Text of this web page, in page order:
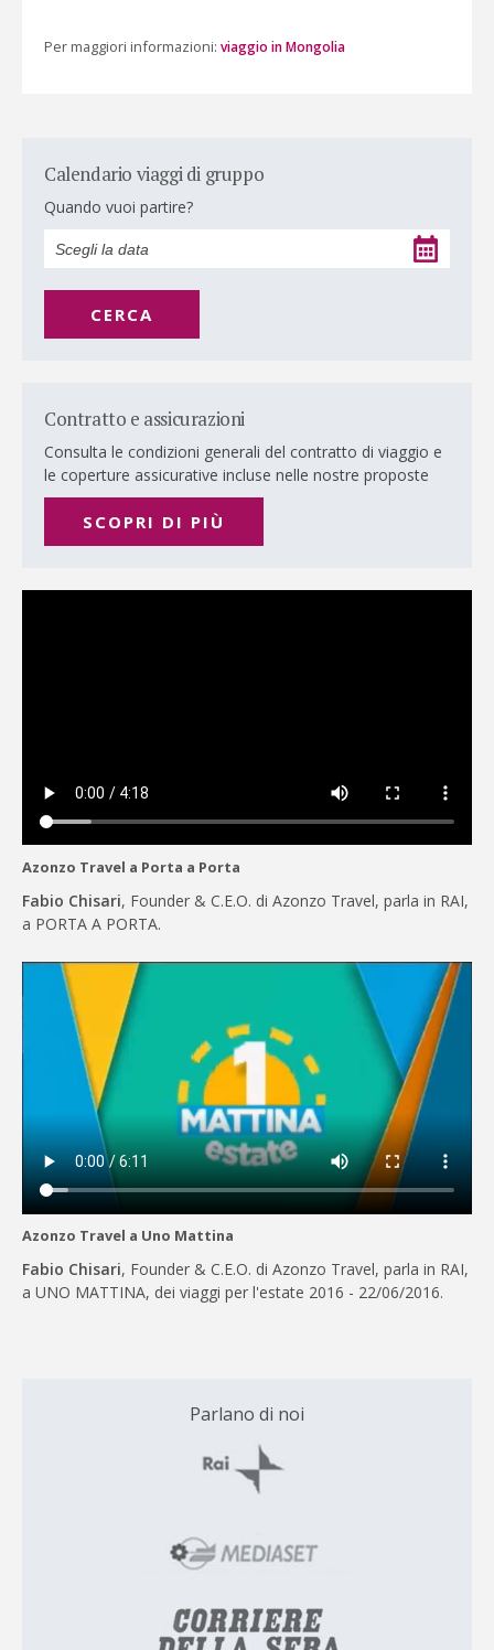
Per maggiori informazioni: viaggio in Mongolia
Calendario viaggi di gruppo
Quando vuoi partire?
CERCA
Contratto e assicurazioni
Consulta le condizioni generali del contratto di viaggio e
le coperture assicurative incluse nelle nostre proposte
SCOPRI DI PIÙ
Azonzo Travel a Porta a Porta
Fabio Chisari, Founder & C.E.O. di Azonzo Travel, parla in RAI,
a PORTA A PORTA.
Azonzo Travel a Uno Mattina
Fabio Chisari, Founder & C.E.O. di Azonzo Travel, parla in RAI,
a UNO MATTINA, dei viaggi per l'estate 2016 - 22/06/2016.
Parlano di noi